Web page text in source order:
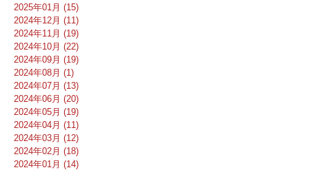
2025年01月 (15)
2024年12月 (11)
2024年11月 (19)
2024年10月 (22)
2024年09月 (19)
2024年08月 (1)
2024年07月 (13)
2024年06月 (20)
2024年05月 (19)
2024年04月 (11)
2024年03月 (12)
2024年02月 (18)
2024年01月 (14)